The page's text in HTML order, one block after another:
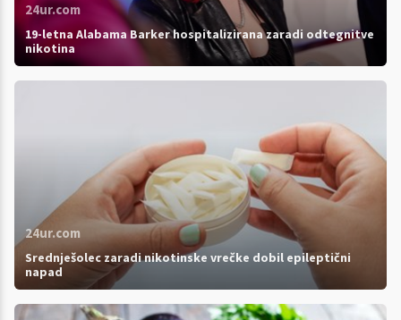
24ur.com
19-letna Alabama Barker hospitalizirana zaradi odtegnitve
nikotina
24ur.com
Srednješolec zaradi nikotinske vrečke dobil epileptični
napad